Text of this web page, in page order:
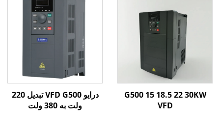
G500 15 18.5 22 30KW
VFD
درایو VFD G500 تبدیل 220
ولت به 380 ولت